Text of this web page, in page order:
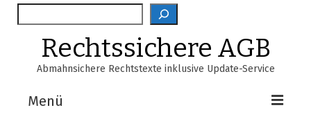
Suche
Rechtssichere AGB
Abmahnsichere Rechtstexte inklusive Update-Service
Menü